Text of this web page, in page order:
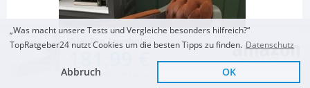
Zum Top Angebot
KOSTENLOSE LIEFERUNG
„Was macht unsere Tests und Vergleiche besonders hilfreich?“
TopRatgeber24 nutzt Cookies um die besten Tipps zu finden. Datenschutz
Abbruch OK